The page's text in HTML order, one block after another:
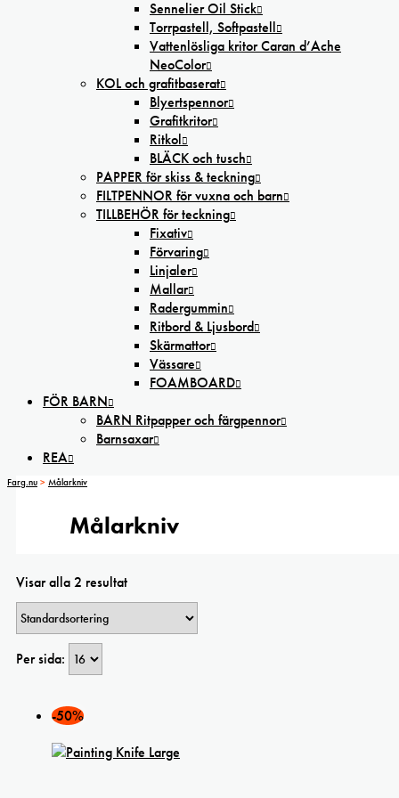
Sennelier Oil Stick
Torrpastell, Softpastell
Vattenlösliga kritor Caran d’Ache
NeoColor
KOL och grafitbaserat
Blyertspennor
Grafitkritor
Ritkol
BLÄCK och tusch
PAPPER för skiss & teckning
FILTPENNOR för vuxna och barn
TILLBEHÖR för teckning
Fixativ
Förvaring
Linjaler
Mallar
Radergummin
Ritbord & Ljusbord
Skärmattor
Vässare
FOAMBOARD
FÖR BARN
BARN Ritpapper och färgpennor
Barnsaxar
REA
Farg.nu > Målarkniv
Målarkniv
Visar alla 2 resultat
Per sida:
-50%